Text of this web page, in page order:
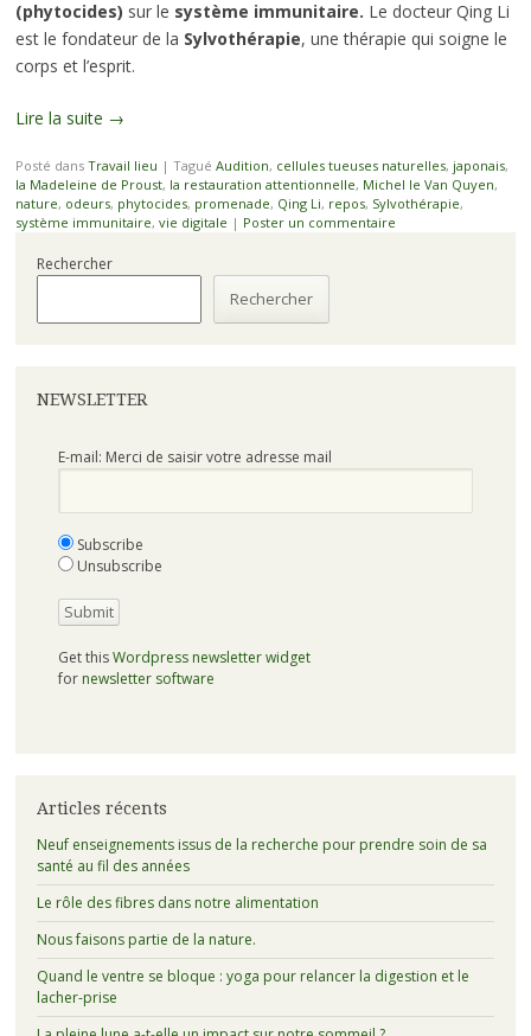
(phytocides) sur le système immunitaire. Le docteur Qing Li
est le fondateur de la Sylvothérapie, une thérapie qui soigne le
corps et l’esprit.
Lire la suite →
Posté dans Travail lieu | Tagué Audition, cellules tueuses naturelles, japonais,
la Madeleine de Proust, la restauration attentionnelle, Michel le Van Quyen,
nature, odeurs, phytocides, promenade, Qing Li, repos, Sylvothérapie,
système immunitaire, vie digitale | Poster un commentaire
Rechercher
Rechercher
NEWSLETTER
E-mail: Merci de saisir votre adresse mail
Subscribe
Unsubscribe
Get thisWordpress newsletter widget
for newsletter software
Articles récents
Neuf enseignements issus de la recherche pour prendre soin de sa
santé au fil des années
Le rôle des fibres dans notre alimentation
Nous faisons partie de la nature.
Quand le ventre se bloque : yoga pour relancer la digestion et le
lacher-prise